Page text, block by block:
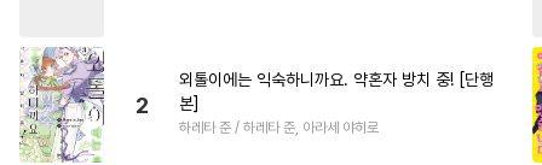
2
외톨이에는 익숙하니까요. 약혼자 방치 중! [단행
본]
하레타 준 / 하레타 준, 아라세 야히로